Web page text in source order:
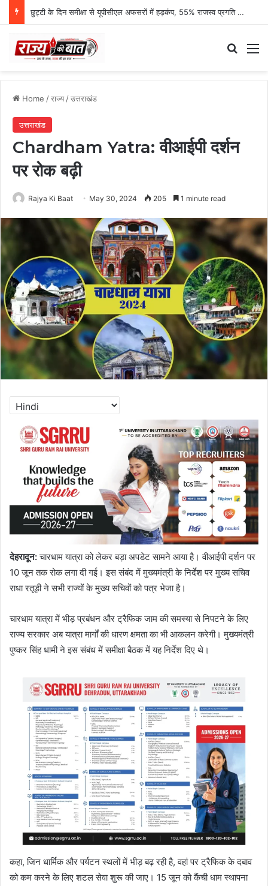
छुट्टी के दिन समीक्षा से यूपीसीएल अफसरों में हड़कंप, 55% राजस्व प्रगति पर एमडी नाराज
Home /राज्य/उत्तराखंड
उत्तराखंड
Chardham Yatra: वीआईपी दर्शन
पर रोक बढ़ी
Rajya Ki Baat May 30, 2024 205 1 minute read
देहरादून:चारधाम यात्रा को लेकर बड़ा अपडेट सामने आया है। वीआईपी दर्शन पर
10 जून तक रोक लगा दी गई। इस संबंद में मुख्यमंत्री के निर्देश पर मुख्य सचिव
राधा रतूड़ी ने सभी राज्यों के मुख्य सचिवों को पत्र भेजा है।
चारधाम यात्रा में भीड़ प्रबंधन और ट्रैफिक जाम की समस्या से निपटने के लिए
राज्य सरकार अब यात्रा मार्गों की धारण क्षमता का भी आकलन करेगी। मुख्यमंत्री
पुष्कर सिंह धामी ने इस संबंध में समीक्षा बैठक में यह निर्देश दिए थे।
कहा, जिन धार्मिक और पर्यटन स्थलों में भीड़ बढ़ रही है, वहां पर ट्रैफिक के दबाव
को कम करने के लिए शटल सेवा शुरू की जाए। 15 जून को कैंची धाम स्थापना